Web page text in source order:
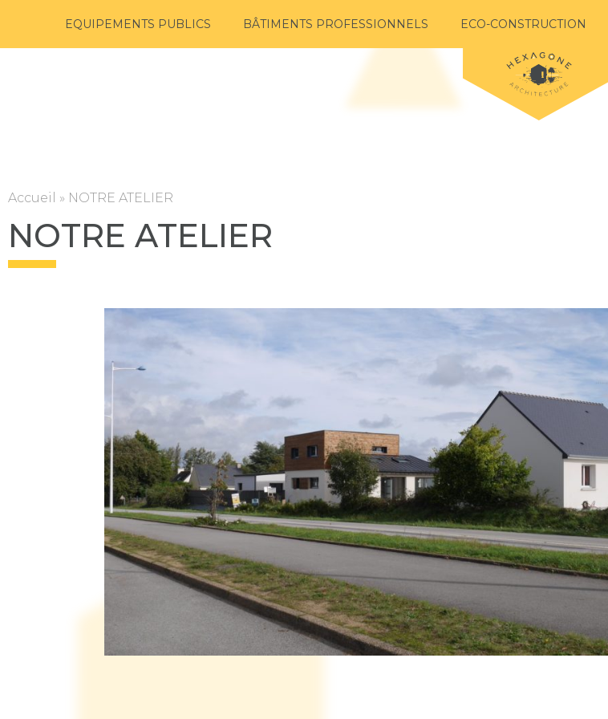
EQUIPEMENTS PUBLICS BÂTIMENTS PROFESSIONNELS ECO-CONSTRUCTION
Accueil » NOTRE ATELIER
NOTRE ATELIER